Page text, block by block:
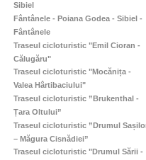
Sibiel
Fântânele - Poiana Godea - Sibiel -
Fântânele
Traseul cicloturistic "Emil Cioran -
Călugăru"
Traseul cicloturistic "Mocănița -
Valea Hârtibaciului"
Traseul cicloturistic ”Brukenthal -
Țara Oltului”
Traseul cicloturistic ”Drumul
– Măgura Cisnădiei”
Traseul cicloturistic "Drumul Sării -